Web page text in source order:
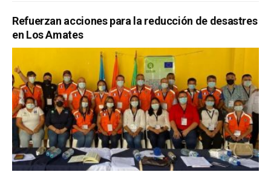
Refuerzan acciones para la reducción de desastres
en Los Amates